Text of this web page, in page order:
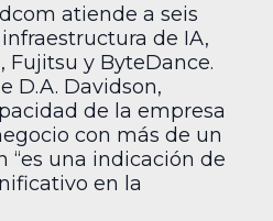
atiende a seis
de IA,
Fujitsu y ByteDance.
D.A. Davidson,
de la empresa
con más de un
“es una indicación de
en la